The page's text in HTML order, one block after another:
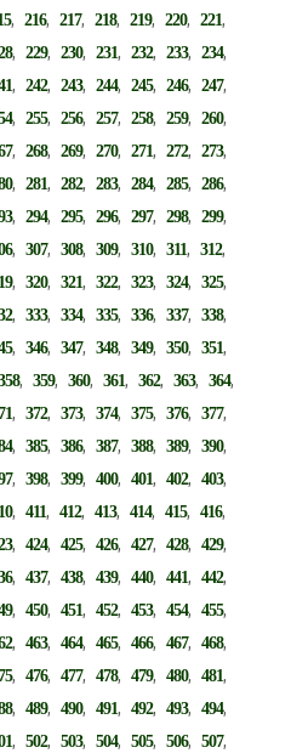
,216,217,218,219,220,221,
,229,230,231,232,233,234,
,242,243,244,245,246,247,
,255,256,257,258,259,260,
,268,269,270,271,272,273,
,281,282,283,284,285,286,
,294,295,296,297,298,299,
,307,308,309,310,311,312,
,320,321,322,323,324,325,
,333,334,335,336,337,338,
,346,347,348,349,350,351,
,359,360,361,362,363,364,
,372,373,374,375,376,377,
,385,386,387,388,389,390,
,398,399,400,401,402,403,
,411,412,413,414,415,416,
,424,425,426,427,428,429,
,437,438,439,440,441,442,
,450,451,452,453,454,455,
,463,464,465,466,467,468,
,476,477,478,479,480,481,
,489,490,491,492,493,494,
,502,503,504,505,506,507,